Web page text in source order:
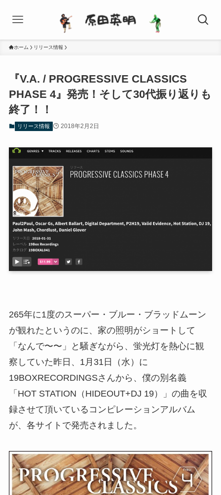
ホーム リリース情報
『V.A. / PROGRESSIVE CLASSICS
PHASE 4』発売！そして30代振り返りも
終了！！
リリース情報 2018年2月2日
265年に1度のスーパー・ブルー・ブラッドムーン
が観れたというのに、家の照明がショートして
「なんで〜〜」と騒ぎながら、蛍光灯を熱心に観
察していた昨日、1月31日（水）に
19BOXRECORDINGSさんから、僕の別名義
「HOT STATION（HIDEOUT+DJ 19）」の曲を収
録させて頂いているコンピレーションアルバム
が、各サイトで発売されました。